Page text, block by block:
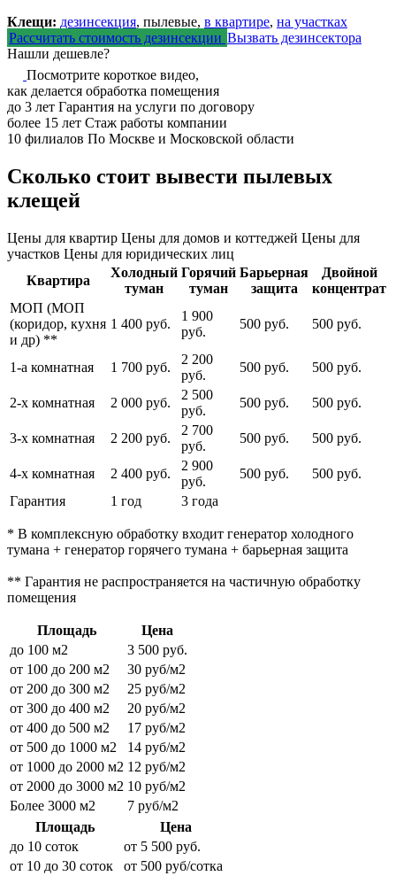
Клещи: дезинсекция, пылевые, в квартире, на участках
Рассчитать стоимость дезинсекции Вызвать дезинсектора
Нашли дешевле?
Посмотрите короткое видео,
как делается обработка помещения
до 3 лет Гарантия на услуги по договору
более 15 лет Стаж работы компании
10 филиалов По Москве и Московской области
Сколько стоит вывести пылевых
клещей
Цены для квартир Цены для домов и коттеджей Цены для
участков Цены для юридических лиц
Квартира
Холодный
туман
Горячий
туман
Барьерная
защита
Двойной
концентрат
МОП (МОП
(коридор, кухня
и др) **
1 400 руб.
1 900
руб.
500 руб. 500 руб.
1-а комнатная 1 700 руб.
2 200
руб.
500 руб. 500 руб.
2-х комнатная 2 000 руб.
2 500
руб.
500 руб. 500 руб.
3-х комнатная 2 200 руб.
2 700
руб.
500 руб. 500 руб.
4-х комнатная 2 400 руб.
2 900
руб.
500 руб.
500 руб.
Гарантия
1 год 3 года
* В комплексную обработку входит генератор холодного
тумана + генератор горячего тумана + барьерная защита
** Гарантия не распространяется на частичную обработку
помещения
Площадь
Цена
до 100 м2
3 500 руб.
от 100 до 200 м2
30 руб/м2
от 200 до 300 м2
25 руб/м2
от 300 до 400 м2
20 руб/м2
от 400 до 500 м2
17 руб/м2
от 500 до 1000 м2
14 руб/м2
от 1000 до 2000 м2 12 руб/м2
от 2000 до 3000 м2 10 руб/м2
Более 3000 м2
7 руб/м2
Площадь
Цена
до 10 соток
от 5 500 руб.
от 10 до 30 соток
от 500 руб/сотка